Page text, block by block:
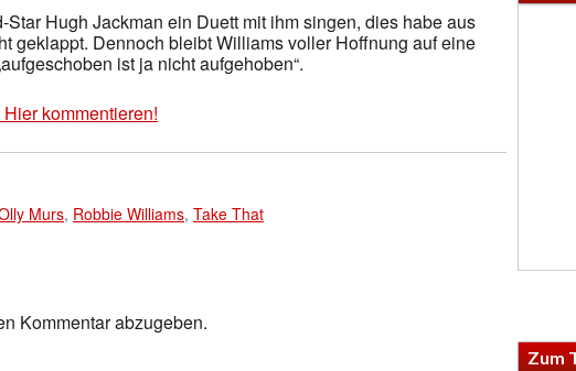
Hugh Jackman ein Duett mit ihm singen, dies habe aus
geklappt. Dennoch bleibt Williams voller Hoffnung auf eine
ist ja nicht aufgehoben“.
kommentieren!
Murs, Robbie Williams, Take That
Kommentar abzugeben.
Zum